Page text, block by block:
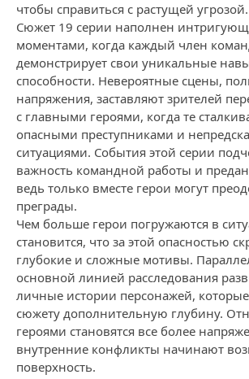
чтобы справиться с растущей угрозой.
Сюжет 19 серии наполнен
моментами, когда каждый член
демонстрирует свои уникальные
способности. Невероятные сцены,
напряжения, заставляют зрителей
с главными героями, когда те
опасными преступниками и
ситуациями. События этой серии
важность командной работы и
ведь только вместе герои могут
преграды.
Чем больше герои погружаются в
становится, что за этой опасностью
глубокие и сложные мотивы.
основной линией расследования
личные истории персонажей,
сюжету дополнительную глубину.
героями становятся все более
внутренние конфликты начинают
поверхность.